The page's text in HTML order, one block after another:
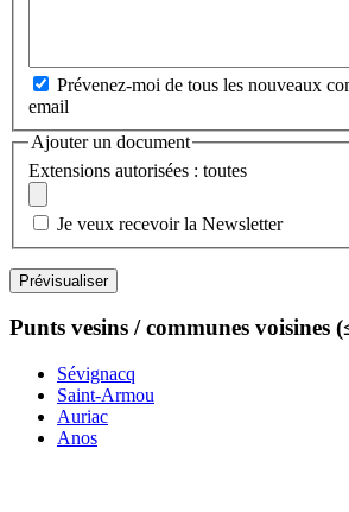
Prévenez-moi de tous les nouveaux
email
Ajouter un document
Extensions autorisées : toutes
Je veux recevoir la Newsletter
Punts vesins / communes voisines
Sévignacq
Saint-Armou
Auriac
Anos